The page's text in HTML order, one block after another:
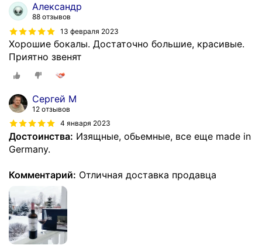
Александр
88 отзывов
13 февраля 2023
Хорошие бокалы. Достаточно большие, красивые.
Приятно звенят
Сергей М
12 отзывов
4 января 2023
Достоинства: Изящные, обьемные, все еще made in
Germany.
Комментарий: Отличная доставка продавца